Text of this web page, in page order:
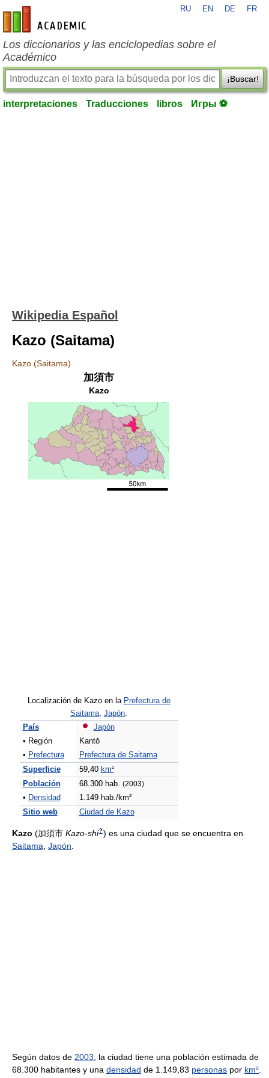
es-academic.com
RU EN DE FR
Los diccionarios y las enciclopedias sobre el
Académico
¡Buscar!
interpretaciones Traducciones libros Игры ⚽
Wikipedia Español
Kazo (Saitama)
Kazo (Saitama)
加須市
Kazo
Localización de Kazo en la Prefectura de
Saitama, Japón.
País
Japón
• Región
Kantō
• Prefectura
Prefectura de Saitama
Superficie
59,40 km²
Población
68.300 hab. (2003)
• Densidad
1.149 hab./km²
Sitio web
Ciudad de Kazo
Kazo (加須市 Kazo-shi? ) es una ciudad que se encuentra en
Saitama Japón
Según datos de 2003 , la ciudad tiene una población estimada de
68.300 habitantes y una densidad de 1.149,83 personas por km²